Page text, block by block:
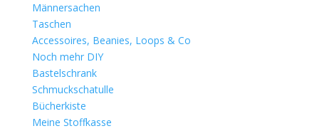
Männersachen
Taschen
Accessoires, Beanies, Loops & Co
Noch mehr DIY
Bastelschrank
Schmuckschatulle
Bücherkiste
Meine Stoffkasse